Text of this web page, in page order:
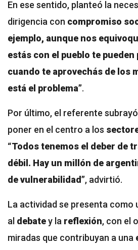
En ese sentido, planteó la
dirigencia con compromiso
ejemplo, aunque nos
estás con el pueblo te pueden
cuando te aprovechás de los
está el problema”.
Por último, el referente
poner en el centro a los
“Todos tenemos el deber de
débil. Hay un millón de
de vulnerabilidad”, advirtió.
La actividad se presenta como
al debatey la reflexión, con el
miradas que contribuyan a una